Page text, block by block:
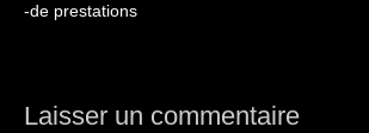
-de prestations
Laisser un commentaire